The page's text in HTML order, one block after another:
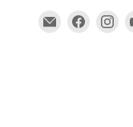
Email
Trovaci